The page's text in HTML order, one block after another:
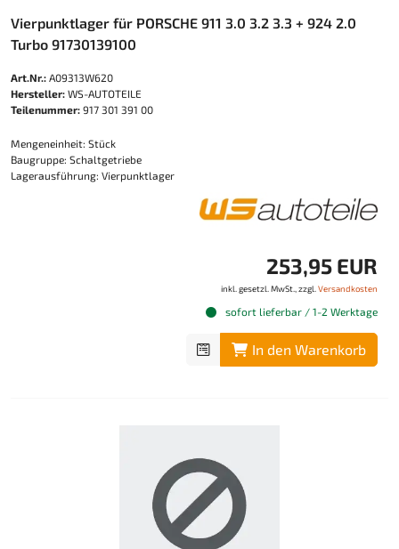
Vierpunktlager für PORSCHE 911 3.0 3.2 3.3 + 924 2.0
Turbo 91730139100
Art.Nr.: A09313W620
Hersteller: WS-AUTOTEILE
Teilenummer: 917 301 391 00
Mengeneinheit: Stück
Baugruppe: Schaltgetriebe
Lagerausführung: Vierpunktlager
253,95 EUR
inkl. gesetzl. MwSt., zzgl. Versandkosten
sofort lieferbar / 1-2 Werktage
In den Warenkorb